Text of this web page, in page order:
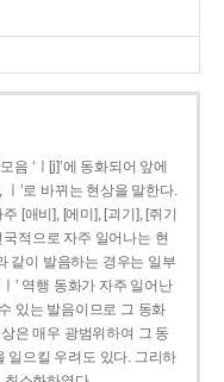
음 ‘ㅣ[j]’에 동화되어 앞에
ㅣ’로 바뀌는 현상을 말한다.
[애비], [에미], [괴기], [쥐기
국적으로 자주 일어나는 현
같이 발음하는 경우는 일부
’ 역행 동화가 자주 일어난
있는 발음이므로 그 동화
은 매우 광범위하여 그 동
일으킬 우려도 있다. 그리하